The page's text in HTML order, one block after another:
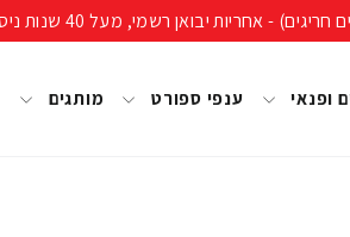
ופנאי ענפי ספורט מותגים